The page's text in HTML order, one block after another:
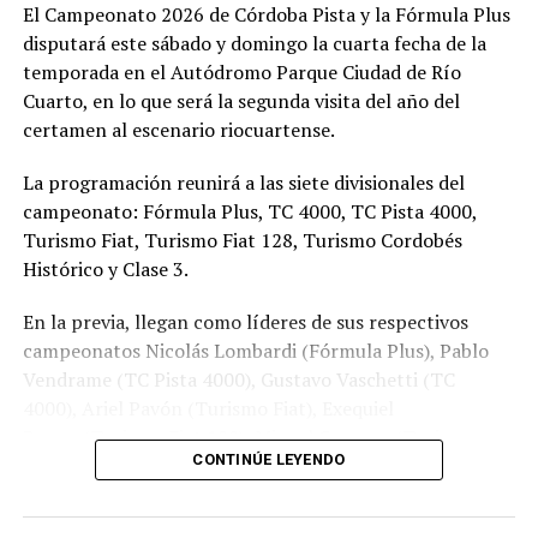
Chasis) fue el escolta y Mauricio Longo (Dodge/Mecánica
Gómez) completó el podio.
1° Federico Terrier (Torino) | 2° Juan Pablo Marconi
(Ford) | 3° Mauricio Longo (Dodge)
TC PISTA 4000
Guillermo Ponce estrenó su cuenta de victorias en 2026
con una actuación demoledora de punta a punta en el
Campillo no le dio margen a ninguno de sus rivales y
dominó con autoridad en el trazado riocuartense. Junto
al triunfo de Terrier en el TC 4000, Torino celebró un
fue segundo y Esteban Soave (Chevrolet) completó el
1° Guillermo Ponce (Torino) | 2° Diego Martínez
El Campeonato 2026 de Córdoba Pista y la Fórmula Plus
disputará este sábado y domingo la cuarta fecha de la
temporada en el Autódromo Parque Ciudad de Río
Cuarto, en lo que será la segunda visita del año del
certamen al escenario riocuartense.
La programación reunirá a las siete divisionales del
campeonato: Fórmula Plus, TC 4000, TC Pista 4000,
Turismo Fiat, Turismo Fiat 128, Turismo Cordobés
Histórico y Clase 3.
En la previa, llegan como líderes de sus respectivos
campeonatos Nicolás Lombardi (Fórmula Plus), Pablo
Vendrame (TC Pista 4000), Gustavo Vaschetti (TC
Ronga (Turismo Fiat 128), Miguel Garnero (Turismo
Cordobés Histórico) y Ulises Martínez (Clase 3).
Cronograma
CONTINÚE LEYENDO